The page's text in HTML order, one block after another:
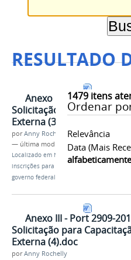
RESULTADO
1479itens
Ordenar
Relevância
Data (mais
alfabeticamente
Anexo III - Port 2909-
Solicitação para
Externa (3).doc
porAnny Rochelly
— última modificação18/04/2020
Localizado em Notícias /Servidor: abertas
inscrições para curso de administração
governo federal
Anexo III - Port 2909-
Solicitação para
Externa (4).doc
porAnny Rochelly